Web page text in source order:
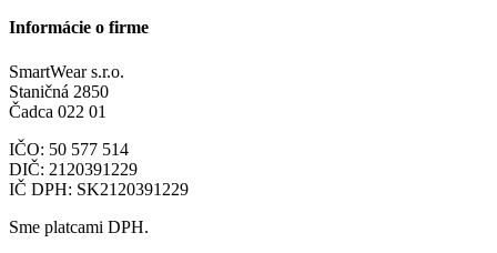
Informácie o firme
SmartWear s.r.o.
Staničná 2850
Čadca 022 01
IČO: 50 577 514
DIČ: 2120391229
IČ DPH: SK2120391229
Sme platcami DPH.